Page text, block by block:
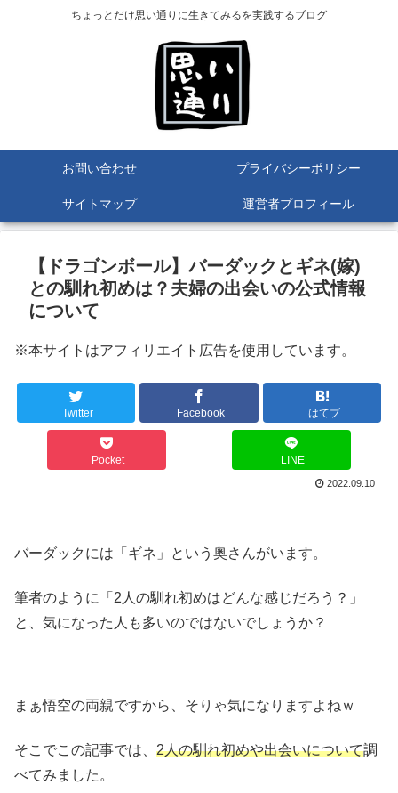
ちょっとだけ思い通りに生きてみるを実践するブログ
お問い合わせ プライバシーポリシー
サイトマップ 運営者プロフィール
【ドラゴンボール】バーダックとギネ(嫁)
との馴れ初めは？夫婦の出会いの公式情報
について
※本サイトはアフィリエイト広告を使用しています。
Twitter Facebook はてブ
Pocket LINE
2022.09.10
バーダックには「ギネ」という奥さんがいます。
筆者のように「2人の馴れ初めはどんな感じだろう？」
と、気になった人も多いのではないでしょうか？
まぁ悟空の両親ですから、そりゃ気になりますよねｗ
そこでこの記事では、 2人の馴れ初めや出会いについて調
べてみました。